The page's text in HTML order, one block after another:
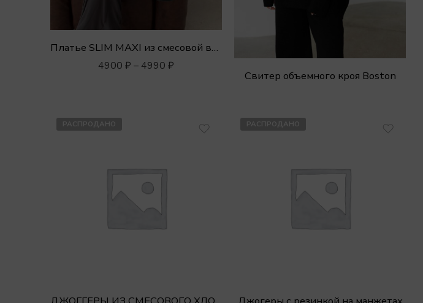
Платье SLIM MAXI из смесовой вискозы
4900 ₽ – 4990 ₽
Свитер объемного кроя Boston
РАСПРОДАНО РАСПРОДАНО